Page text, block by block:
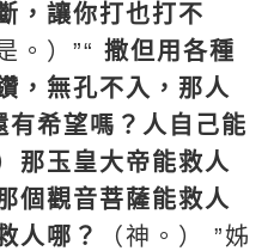
，讓你打也打不
。）”“ 撒但用各種
，無孔不入，那人
希望嗎？人自己能
那玉皇大帝能救人
個觀音菩薩能救人
人哪？
（神。） ”姊